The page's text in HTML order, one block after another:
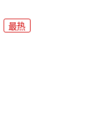
最热